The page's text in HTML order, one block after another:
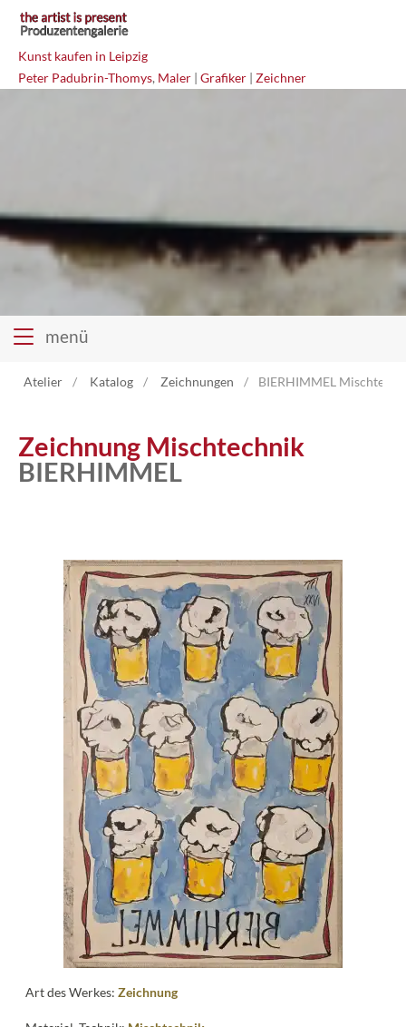
Kunst kaufen in Leipzig
Peter Padubrin-Thomys, Maler | Grafiker | Zeichner
menü
Atelier
Vita
News
Kontakt
Atelier Katalog Zeichnungen BIERHIMMEL
Zeichnung Mischtechnik
BIERHIMMEL
Art des Werkes:Zeichnung